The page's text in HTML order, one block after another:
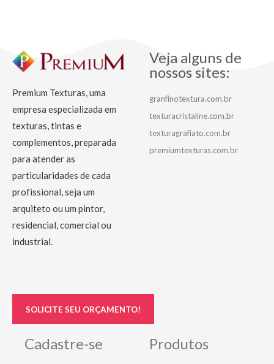
Premium Texturas, uma
empresa especializada em
texturas, tintas e
complementos, preparada
para atender as
particularidades de cada
profissional, seja um
arquiteto ou um pintor,
residencial, comercial ou
industrial.
SOLICITE SEU ORÇAMENTO!
Veja alguns de
nossos sites:
granfinotextura.com.br
texturacristaline.com.br
texturagrafiato.com.br
premiumtexturas.com.br
Cadastre-se Produtos